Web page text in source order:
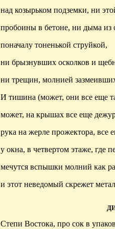
над козырьком подземки, ни
пробоины в бетоне, ни дыма из
поначалу тоненькой струйкой,
ни брызнувших осколков и
ни трещин, молнией
И тишина (может, они все еще
может, на крышах все еще
рука на жерле прожектора, все
у окна, в четвертом этаже, где
мечутся вспышки молний как
и этот неведомый скрежет
Степи Востока, про сок в